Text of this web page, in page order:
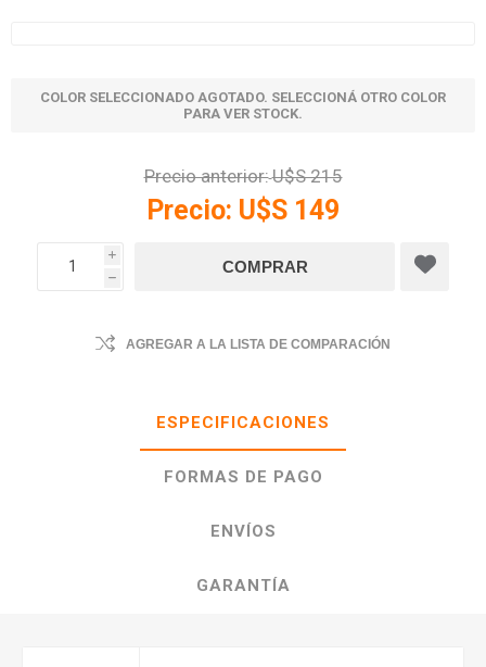
COLOR SELECCIONADO AGOTADO. SELECCIONÁ OTRO COLOR
PARA VER STOCK.
Precio anterior:U$S 215
Precio: U$S 149
i
h
AGREGAR A LA LISTA DE COMPARACIÓN
ESPECIFICACIONES
FORMAS DE PAGO
ENVÍOS
GARANTÍA